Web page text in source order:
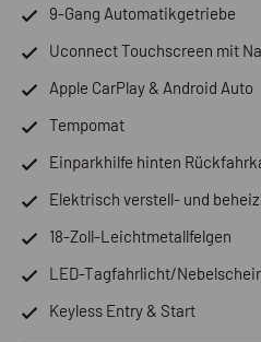
9-Gang Automatikgetriebe
Uconnect Touchscreen mit
Apple CarPlay & Android Auto
Tempomat
Einparkhilfe hinten
Elektrisch verstell- und
18-Zoll-Leichtmetallfelgen
LED-Tagfahrlicht/
Keyless Entry & Start